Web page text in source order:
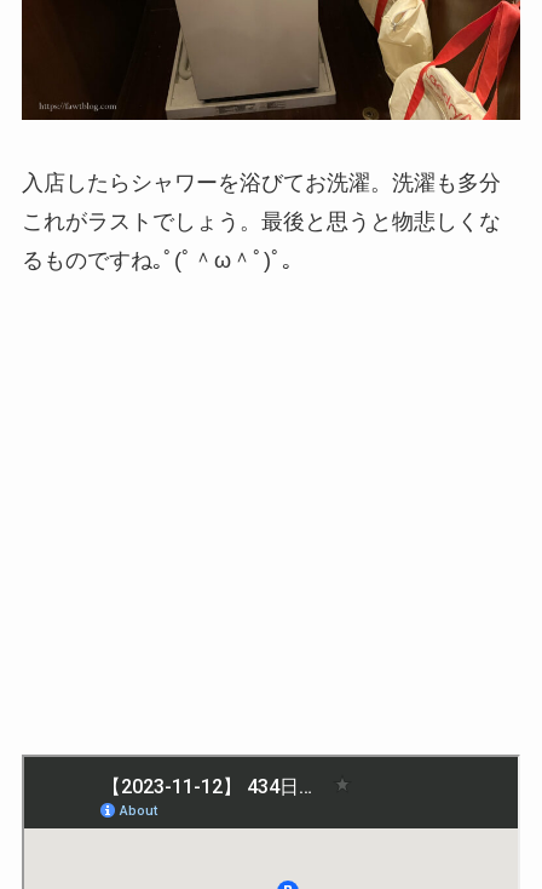
入店したらシャワーを浴びてお洗濯。洗濯も多分
これがラストでしょう。最後と思うと物悲しくな
るものですね｡ﾟ(ﾟ＾ω＾ﾟ)ﾟ｡